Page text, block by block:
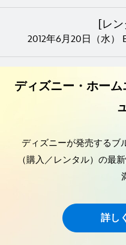
[レ
2012年6月20日（水）
ディズニー・ホー
ディズニーが発売するブ
（購入／レンタル）の最
詳し